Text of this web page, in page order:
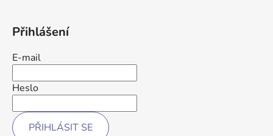
Přihlášení
E-mail
Heslo
PŘIHLÁSIT SE